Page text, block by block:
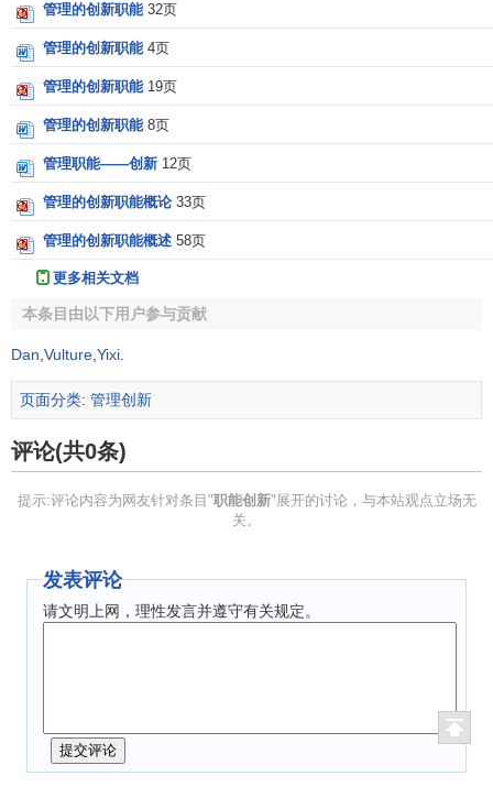
管理的创新职能 32页
管理的创新职能 4页
管理的创新职能 19页
管理的创新职能 8页
管理职能——创新 12页
管理的创新职能概论 33页
管理的创新职能概述 58页
更多相关文档
本条目由以下用户参与贡献
Dan Vulture Yixi
页面分类: 管理创新
评论(共0条)
提示:评论内容为网友针对条目"职能创新"展开的讨论，与本站观点立场无
关。
发表评论
请文明上网，理性发言并遵守有关规定。